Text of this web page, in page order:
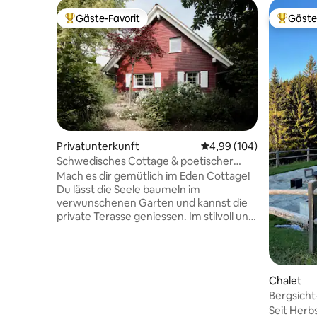
Beliebter Gäste-Favorit.
Gäste-Favorit
Privatunterkunft Durchschnittliche
4,99 (104)
Schwedisches Cottage & poetischer
Garten
Mach es dir gemütlich im Eden Cottage!
Du lässt die Seele baumeln im
verwunschenen Garten und kannst die
private Terasse geniessen. Im stilvoll und
Chalet
Seit